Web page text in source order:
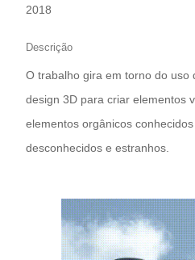
2018
Descrição
O trabalho gira em torno do uso
design 3D para criar elementos
elementos orgânicos
desconhecidos e estranhos.